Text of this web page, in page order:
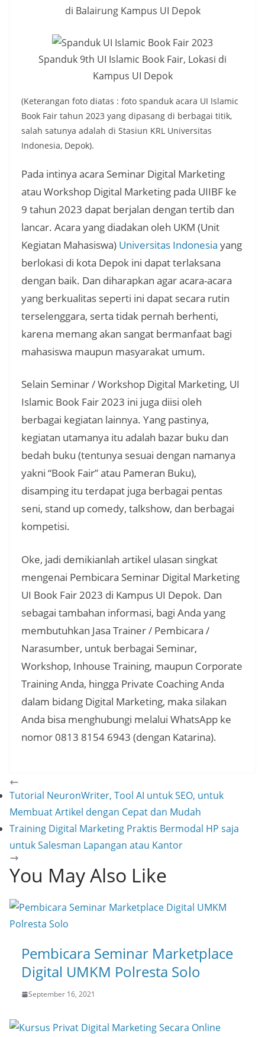
di Balairung Kampus UI Depok
Spanduk 9th UI Islamic Book Fair, Lokasi di
Kampus UI Depok
(Keterangan foto diatas : foto spanduk acara UI Islamic
Book Fair tahun 2023 yang dipasang di berbagai titik,
salah satunya adalah di Stasiun KRL Universitas
Indonesia, Depok).
Pada intinya acara Seminar Digital Marketing
atau Workshop Digital Marketing pada UIIBF ke
9 tahun 2023 dapat berjalan dengan tertib dan
lancar. Acara yang diadakan oleh UKM (Unit
Kegiatan Mahasiswa) Universitas Indonesia yang
berlokasi di kota Depok ini dapat terlaksana
dengan baik. Dan diharapkan agar acara-acara
yang berkualitas seperti ini dapat secara rutin
terselenggara, serta tidak pernah berhenti,
karena memang akan sangat bermanfaat bagi
mahasiswa maupun masyarakat umum.
Selain Seminar / Workshop Digital Marketing, UI
Islamic Book Fair 2023 ini juga diisi oleh
berbagai kegiatan lainnya. Yang pastinya,
kegiatan utamanya itu adalah bazar buku dan
bedah buku (tentunya sesuai dengan namanya
yakni “Book Fair” atau Pameran Buku),
disamping itu terdapat juga berbagai pentas
seni, stand up comedy, talkshow, dan berbagai
kompetisi.
Oke, jadi demikianlah artikel ulasan singkat
mengenai Pembicara Seminar Digital Marketing
UI Book Fair 2023 di Kampus UI Depok. Dan
sebagai tambahan informasi, bagi Anda yang
membutuhkan Jasa Trainer / Pembicara /
Narasumber, untuk berbagai Seminar,
Workshop, Inhouse Training, maupun Corporate
Training Anda, hingga Private Coaching Anda
dalam bidang Digital Marketing, maka silakan
Anda bisa menghubungi melalui WhatsApp ke
nomor 0813 8154 6943 (dengan Katarina).
Tutorial NeuronWriter, Tool AI untuk SEO, untuk
Membuat Artikel dengan Cepat dan Mudah
Training Digital Marketing Praktis Bermodal HP saja
untuk Salesman Lapangan atau Kantor
You May Also Like
Pembicara Seminar Marketplace
Digital UMKM Polresta Solo
September 16, 2021